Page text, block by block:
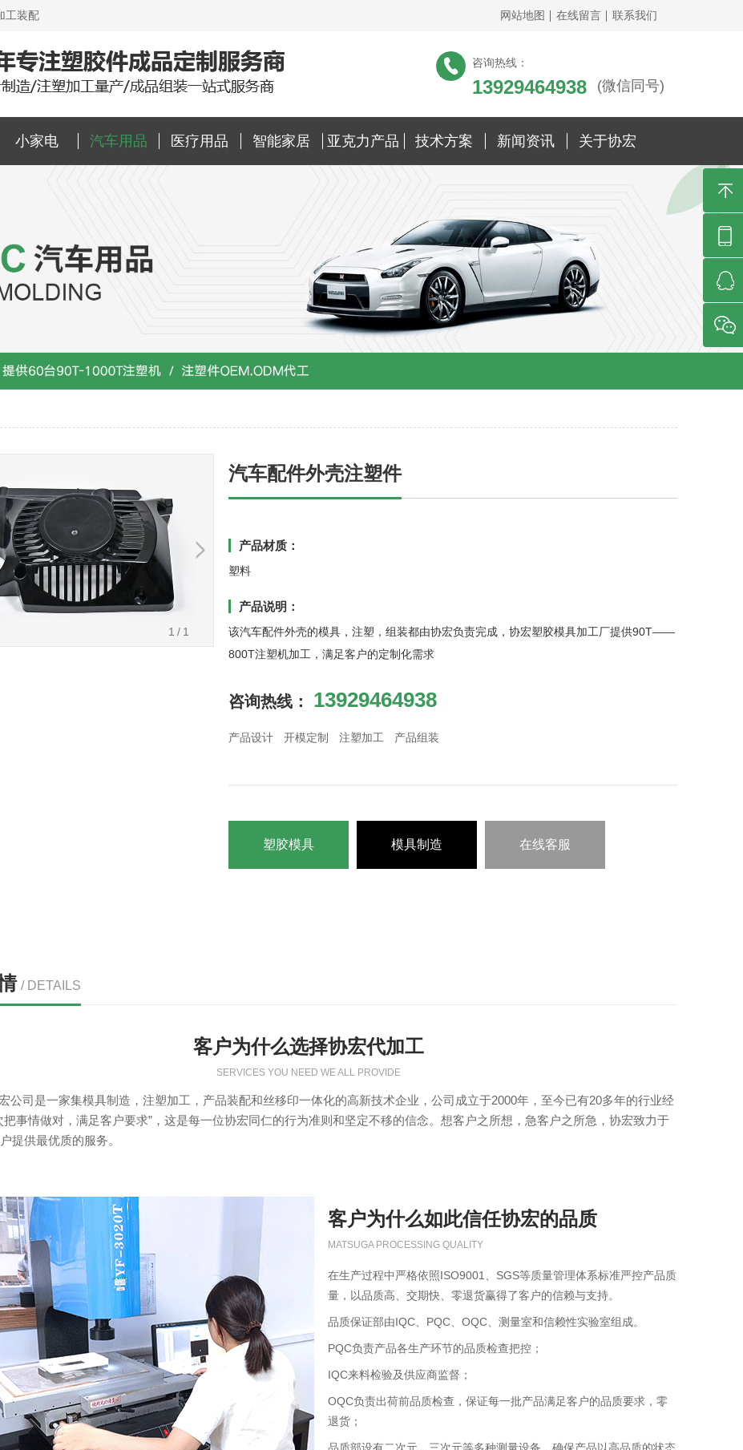
工装配 网站地图 在线留言 联系我们
咨询热线：
13929464938 (微信同号)
小家电 汽车用品 医疗用品 智能家居 亚克力产品 技术方案 新闻资讯 关于协宏
1 /1
汽车配件外壳注塑件
产品材质：
塑料
产品说明：
该汽车配件外壳的模具，注塑，组装都由协宏负责完成，协宏塑胶模具加工厂提供90T——
800T注塑机加工，满足客户的定制化需求
咨询热线： 13929464938
产品设计 开模定制 注塑加工 产品组装
塑胶模具 模具制造 在线客服
/ DETAILS
客户为什么选择协宏代加工
SERVICES YOU NEED WE ALL PROVIDE
司是一家集模具制造，注塑加工，产品装配和丝移印一体化的高新技术企业，公司成立于2000年，至今已有20多年的行业经
把事情做对，满足客户要求”，这是每一位协宏同仁的行为准则和坚定不移的信念。想客户之所想，急客户之所急，协宏致力于
提供最优质的服务。
客户为什么如此信任协宏的品质
MATSUGA PROCESSING QUALITY
在生产过程中严格依照ISO9001、SGS等质量管理体系标准严控产品质
量，以品质高、交期快、零退货赢得了客户的信赖与支持。
品质保证部由IQC、PQC、OQC、测量室和信赖性实验室组成。
PQC负责产品各生产环节的品质检查把控；
IQC来料检验及供应商监督；
OQC负责出荷前品质检查，保证每一批产品满足客户的品质要求，零
退货；